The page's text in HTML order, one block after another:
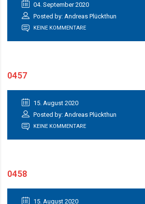
04. September 2020
Posted by: Andreas Plückthun
KEINE KOMMENTARE
0457
15. August 2020
Posted by: Andreas Plückthun
KEINE KOMMENTARE
0458
15. August 2020